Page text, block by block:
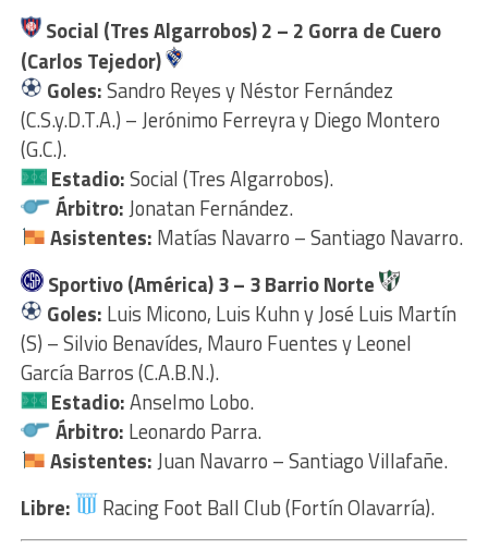
Social (Tres Algarrobos) 2 – 2 Gorra de Cuero
(Carlos Tejedor)
Goles:Sandro Reyes y Néstor Fernández
(C.S.y.D.T.A.) – Jerónimo Ferreyra y Diego Montero
(G.C.).
Estadio:Social (Tres Algarrobos).
Árbitro:Jonatan Fernández.
Asistentes: Matías Navarro – Santiago Navarro.
Sportivo (América) 3 – 3 Barrio Norte
Goles: Luis Micono, Luis Kuhn y José Luis Martín
(S) – Silvio Benavídes, Mauro Fuentes y Leonel
García Barros (C.A.B.N.).
Estadio:Anselmo Lobo.
Árbitro: Leonardo Parra.
Asistentes:Juan Navarro – Santiago Villafañe.
Libre:
Racing Foot Ball Club (Fortín Olavarría).